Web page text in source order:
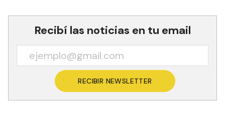
Recibí las noticias en tu email
RECIBIR NEWSLETTER